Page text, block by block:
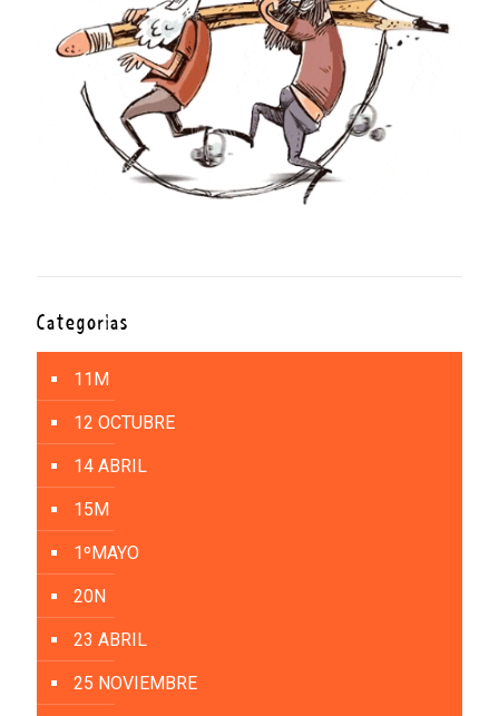
Categorías
11M
12 OCTUBRE
14 ABRIL
15M
1ºMAYO
20N
23 ABRIL
25 NOVIEMBRE